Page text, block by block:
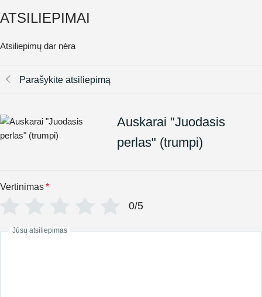
ATSILIEPIMAI
Atsiliepimų dar nėra
Parašykite atsiliepimą
Auskarai "Juodasis
perlas" (trumpi)
Vertinimas*
0/5
Jūsų atsiliepimas